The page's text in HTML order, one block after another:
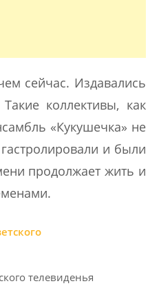
сейчас. Издавались
коллективы, как
«Кукушечка» не
и были
продолжает жить и
телевиденья